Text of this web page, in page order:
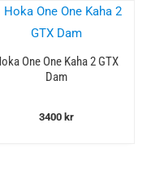
One One Kaha 2 GTX
Dam
3400 kr